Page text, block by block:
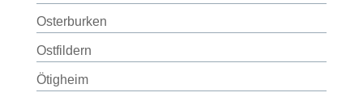
Osterburken
Ostfildern
Ötigheim